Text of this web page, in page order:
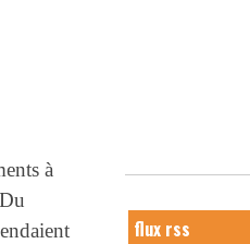
à
flux rss